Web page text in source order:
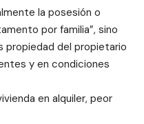
la posesión o
por familia”, sino
propiedad del propietario
y en condiciones
en alquiler, peor